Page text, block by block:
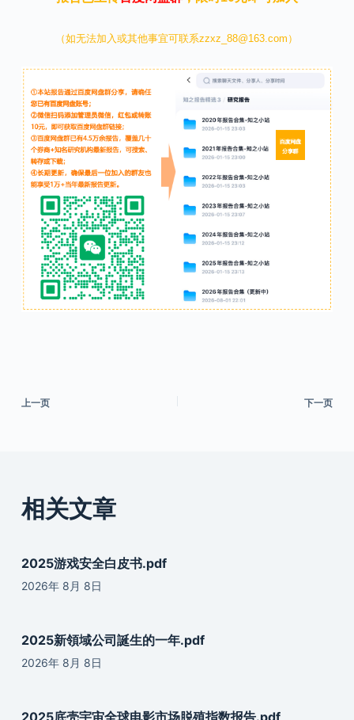
（如无法加入或其他事宜可联系zzxz_88@163.com）
上一页 下一页
相关文章
2025游戏安全白皮书.pdf
2026年 8月 8日
2025新領域公司誕生的一年.pdf
2026年 8月 8日
2025底壳宇宙全球电影市场脱殖指数报告.pdf